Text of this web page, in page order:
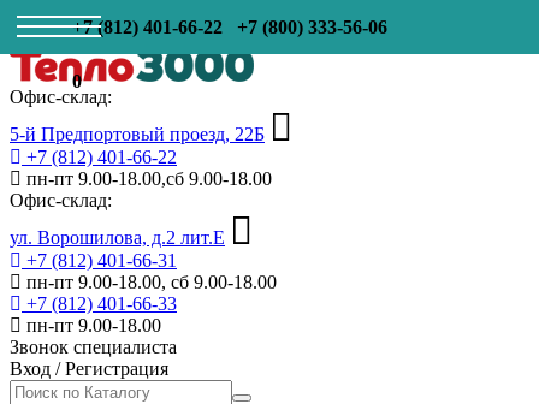
+7 (812) 401-66-22 +7 (800) 333-56-06
0
Офис-склад:
5-й Предпортовый проезд, 22Б
+7 (812) 401-66-22
пн-пт 9.00-18.00,сб 9.00-18.00
Офис-склад:
ул. Ворошилова, д.2 лит.Е
+7 (812) 401-66-31
пн-пт 9.00-18.00, сб 9.00-18.00
+7 (812) 401-66-33
пн-пт 9.00-18.00
Звонок специалиста
Вход /Регистрация